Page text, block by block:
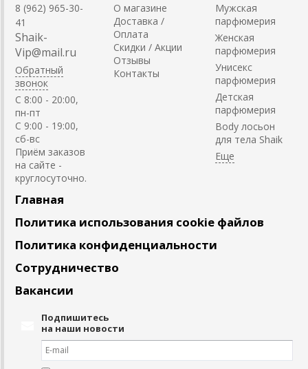
8 (962) 965-30-
41
Shaik-
Vip@mail.ru
Обратный
звонок
C 8:00 - 20:00,
пн-пт
С 9:00 - 19:00,
сб-вс
Приём заказов
на сайте -
круглосуточно.
О магазине
Доставка /
Оплата
Скидки / Акции
Отзывы
Контакты
Мужская
парфюмерия
Женская
парфюмерия
Унисекс
парфюмерия
Детская
парфюмерия
Body лосьон
для тела Shaik
Главная
Политика использования cookie файлов
Политика конфиденциальности
Сотрудничество
Вакансии
Подпишитесь
на наши новости